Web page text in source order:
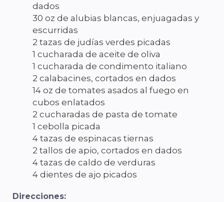
dados
30 oz de alubias blancas, enjuagadas y
escurridas
2 tazas de judías verdes picadas
1 cucharada de aceite de oliva
1 cucharada de condimento italiano
2 calabacines, cortados en dados
14 oz de tomates asados al fuego en
cubos enlatados
2 cucharadas de pasta de tomate
1 cebolla picada
4 tazas de espinacas tiernas
2 tallos de apio, cortados en dados
4 tazas de caldo de verduras
4 dientes de ajo picados
Direcciones: